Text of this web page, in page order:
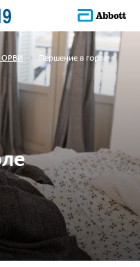
ОРВИ Першение в горле